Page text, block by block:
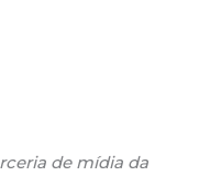
de mídia da